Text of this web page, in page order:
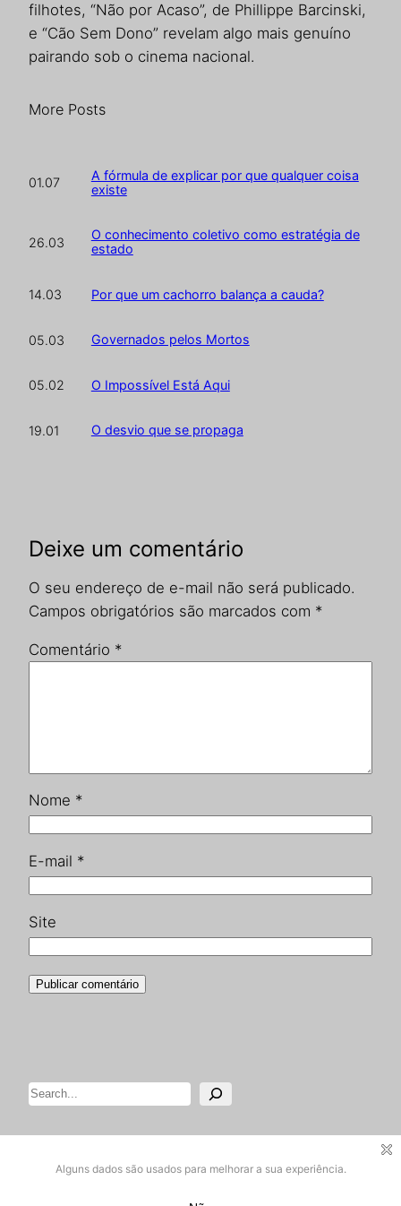
filhotes, “Não por Acaso”, de Phillippe Barcinski,
e “Cão Sem Dono” revelam algo mais genuíno
pairando sob o cinema nacional.
More Posts
01.07
A fórmula de explicar por que qualquer coisa
existe
26.03
O conhecimento coletivo como estratégia de
estado
14.03 Por que um cachorro balança a cauda?
05.03 Governados pelos Mortos
05.02 O Impossível Está Aqui
19.01 O desvio que se propaga
Deixe um comentário
O seu endereço de e-mail não será publicado.
Campos obrigatórios são marcados com *
Comentário *
Nome *
E-mail *
Site
Pesquisar